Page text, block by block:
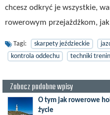
chcesz odkryć je wszystkie,
rowerowym przejażdżkom,
Tagi: skarpety jeździeckie
kontrola oddechu
techniki
Zobacz podobne wpisy
O tym jak rowerowe
życie